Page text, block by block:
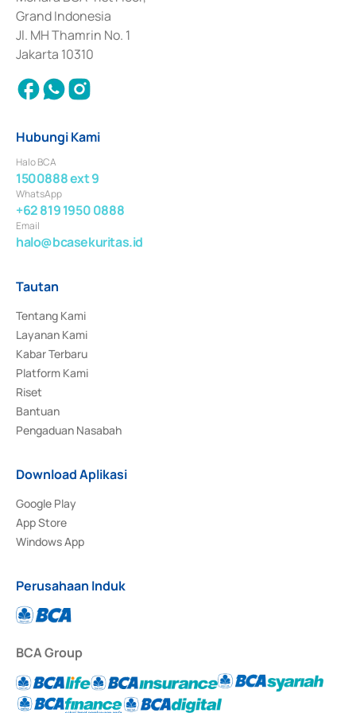
Surat Berharga Komersial yang izinnya diterbitkan pada tahun 2018.
Grand Indonesia
Jl. MH Thamrin No. 1
Jakarta 10310
Hubungi Kami
Halo BCA
1500888 ext 9
WhatsApp
+62 819 1950 0888
Email
halo@bcasekuritas.id
Tautan
Tentang Kami
Layanan Kami
Kabar Terbaru
Platform Kami
Riset
Bantuan
Pengaduan Nasabah
Download Aplikasi
Google Play
App Store
Windows App
Perusahaan Induk
BCA Group